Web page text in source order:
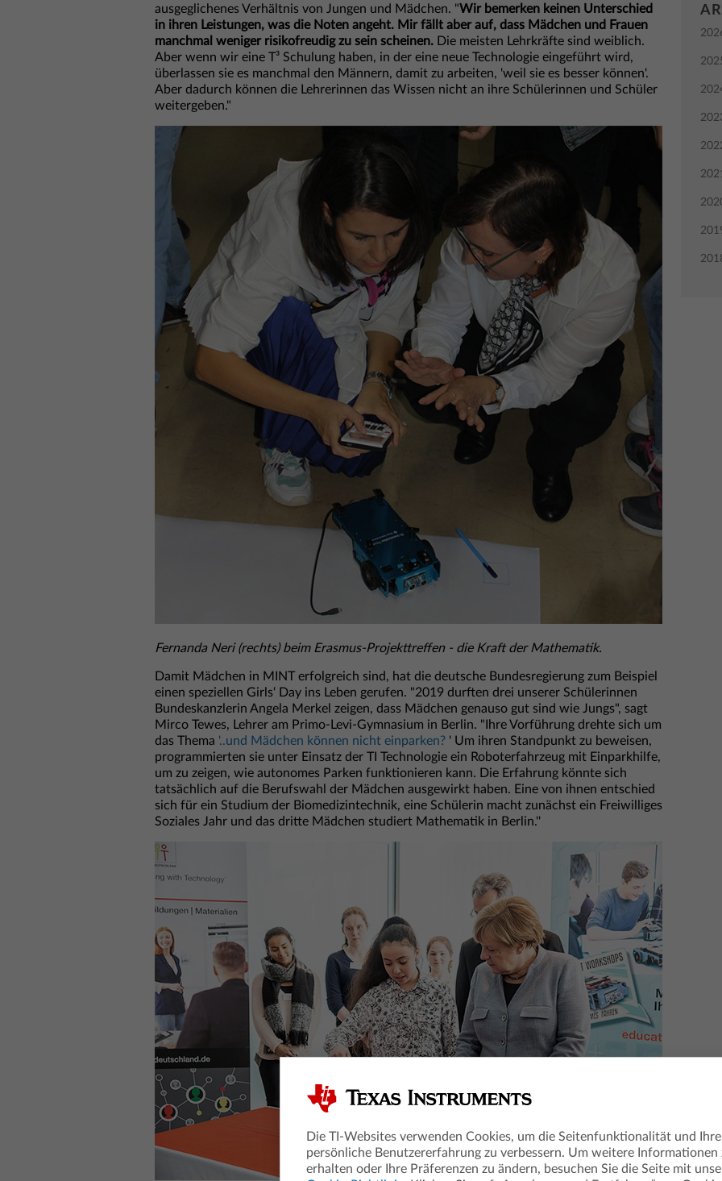
ausgeglichenes Verhältnis von Jungen und Mädchen. "Wir bemerken keinen Unterschied
in ihren Leistungen, was die Noten angeht. Mir fällt aber auf, dass Mädchen und Frauen
manchmal weniger risikofreudig zu sein scheinen. Die meisten Lehrkräfte sind weiblich.
Aber wenn wir eine T³ Schulung haben, in der eine neue Technologie eingeführt wird,
überlassen sie es manchmal den Männern, damit zu arbeiten, 'weil sie es besser können'.
Aber dadurch können die Lehrerinnen das Wissen nicht an ihre Schülerinnen und Schüler
weitergeben."
Fernanda Neri (rechts) beim Erasmus-Projekttreffen - die Kraft der Mathematik.
Damit Mädchen in MINT erfolgreich sind, hat die deutsche Bundesregierung zum Beispiel
einen speziellen Girls‘ Day ins Leben gerufen. "2019 durften drei unserer Schülerinnen
Bundeskanzlerin Angela Merkel zeigen, dass Mädchen genauso gut sind wie Jungs", sagt
Mirco Tewes, Lehrer am Primo-Levi-Gymnasium in Berlin. "Ihre Vorführung drehte sich um
das Thema '..und Mädchen können nicht einparken? ' Um ihren Standpunkt zu beweisen,
programmierten sie unter Einsatz der TI Technologie ein Roboterfahrzeug mit Einparkhilfe,
um zu zeigen, wie autonomes Parken funktionieren kann. Die Erfahrung könnte sich
tatsächlich auf die Berufswahl der Mädchen ausgewirkt haben. Eine von ihnen entschied
sich für ein Studium der Biomedizintechnik, eine Schülerin macht zunächst ein Freiwilliges
Soziales Jahr und das dritte Mädchen studiert Mathematik in Berlin.''
Die TI-Websites verwenden Cookies, um die Seitenfunktionalität und Ihre
persönliche Benutzererfahrung zu verbessern. Um weitere Informationen
erhalten oder Ihre Präferenzen zu ändern, besuchen Sie die Seite mit